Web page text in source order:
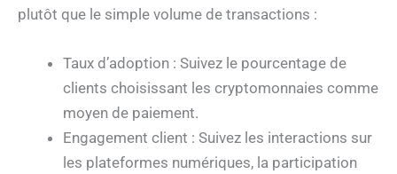
plutôt que le simple volume de transactions :
Taux d’adoption : Suivez le pourcentage de
clients choisissant les cryptomonnaies comme
moyen de paiement.
Engagement client : Suivez les interactions sur
les plateformes numériques, la participation